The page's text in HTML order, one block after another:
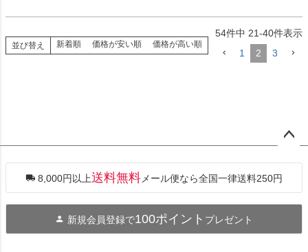
並び替え 新着順 価格が安い順 価格が高い順
54件中 21-40件表示
1
2 3
ジト
へ
8,000円以上送料無料 メール便なら全国一律送料250円
新規会員登録で100ポイント プレゼント